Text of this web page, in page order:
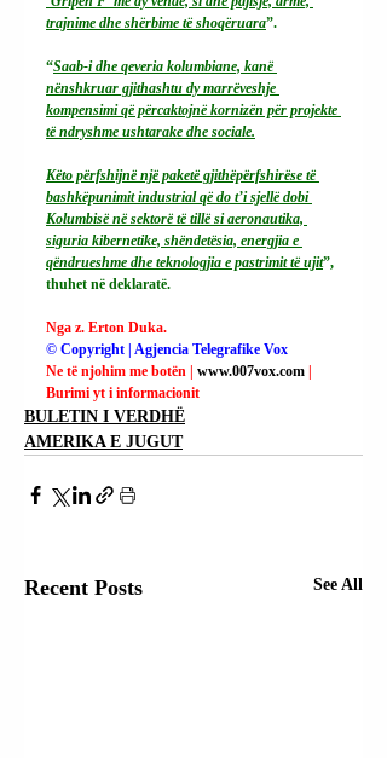
trajnime dhe shërbime të shoqëruara”.
“Saab-i dhe qeveria kolumbiane, kanë
nënshkruar gjithashtu dy marrëveshje
kompensimi që përcaktojnë kornizën për projekte
të ndryshme ushtarake dhe sociale.
Këto përfshijnë një paketë gjithëpërfshirëse të
bashkëpunimit industrial që do t’i sjellë dobi
Kolumbisë në sektorë të tillë si aeronautika,
siguria kibernetike, shëndetësia, energjia e
qëndrueshme dhe teknologjia e pastrimit të ujit”,
thuhet në deklaratë.
Nga z. Erton Duka.
© Copyright | Agjencia Telegrafike Vox
Ne të njohim me botën | www.007vox.com |
Burimi yt i informacionit
BULETIN I VERDHË
AMERIKA E JUGUT
Recent Posts See All